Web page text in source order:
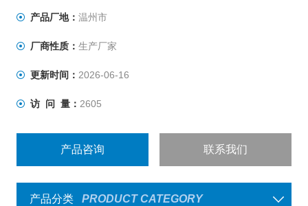
产品厂地： 温州市
厂商性质： 生产厂家
更新时间： 2026-06-16
访 问 量： 2605
产品咨询 联系我们
产品分类 PRODUCT CATEGORY